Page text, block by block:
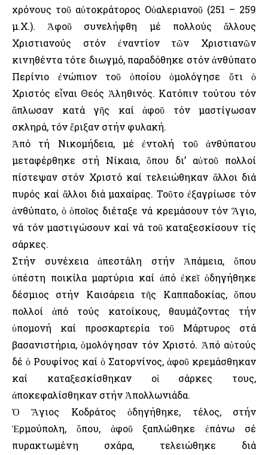
χρόνους τοῦ αὐτοκράτορος Οὐαλεριανοῦ (251 – 259
μ.Χ.). Ἀφοῦ συνελήφθη μέ πολλούς ἄλλους
Χριστιανούς στόν ἐναντίον τῶν Χριστιανῶν
κινηθέντα τότε διωγμό, παραδόθηκε στόν ἀνθύπατο
Περίνιο ἐνώπιον τοῦ ὁποίου ὁμολόγησε ὅτι ὁ
Χριστός εἶναι Θεός Ἀληθινός. Κατόπιν τούτου τόν
ἅπλωσαν κατά γῆς καί ἀφοῦ τόν μαστίγωσαν
σκληρά, τόν ἔριξαν στήν φυλακή.
Ἀπό τή Νικομήδεια, μέ ἐντολή τοῦ ἀνθύπατου
μεταφέρθηκε στή Νίκαια, ὅπου δι’ αὐτοῦ πολλοί
πίστεψαν στόν Χριστό καί τελειώθηκαν ἄλλοι διά
πυρός καί ἄλλοι διά μαχαίρας. Τοῦτο ἐξαγρίωσε τόν
ἀνθύπατο, ὁ ὁποῖος διέταξε νά κρεμάσουν τόν Ἅγιο,
νά τόν μαστιγώσουν καί νά τοῦ καταξεσκίσουν τίς
σάρκες.
Στήν συνέχεια ἀπεστάλη στήν Ἀπάμεια, ὅπου
ὑπέστη ποικίλα μαρτύρια καί ἀπό ἐκεῖ ὁδηγήθηκε
δέσμιος στήν Καισάρεια τῆς Καππαδοκίας, ὅπου
πολλοί ἀπό τούς κατοίκους, θαυμάζοντας τήν
ὑπομονή καί προσκαρτερία τοῦ Μάρτυρος στά
βασανιστήρια, ὁμολόγησαν τόν Χριστό. Ἀπό αὐτούς
δέ ὁ Ρουφίνος καί ὁ Σατορνίνος, ἀφοῦ κρεμάσθηκαν
καί καταξεσκίσθηκαν οἱ σάρκες τους,
ἀποκεφαλίσθηκαν στήν Ἀπολλωνιάδα.
Ὁ Ἅγιος Κοδράτος ὁδηγήθηκε, τέλος, στήν
Ἑρμούπολη, ὅπου, ἀφοῦ ξαπλώθηκε ἐπάνω σέ
πυρακτωμένη σχάρα, τελειώθηκε διά